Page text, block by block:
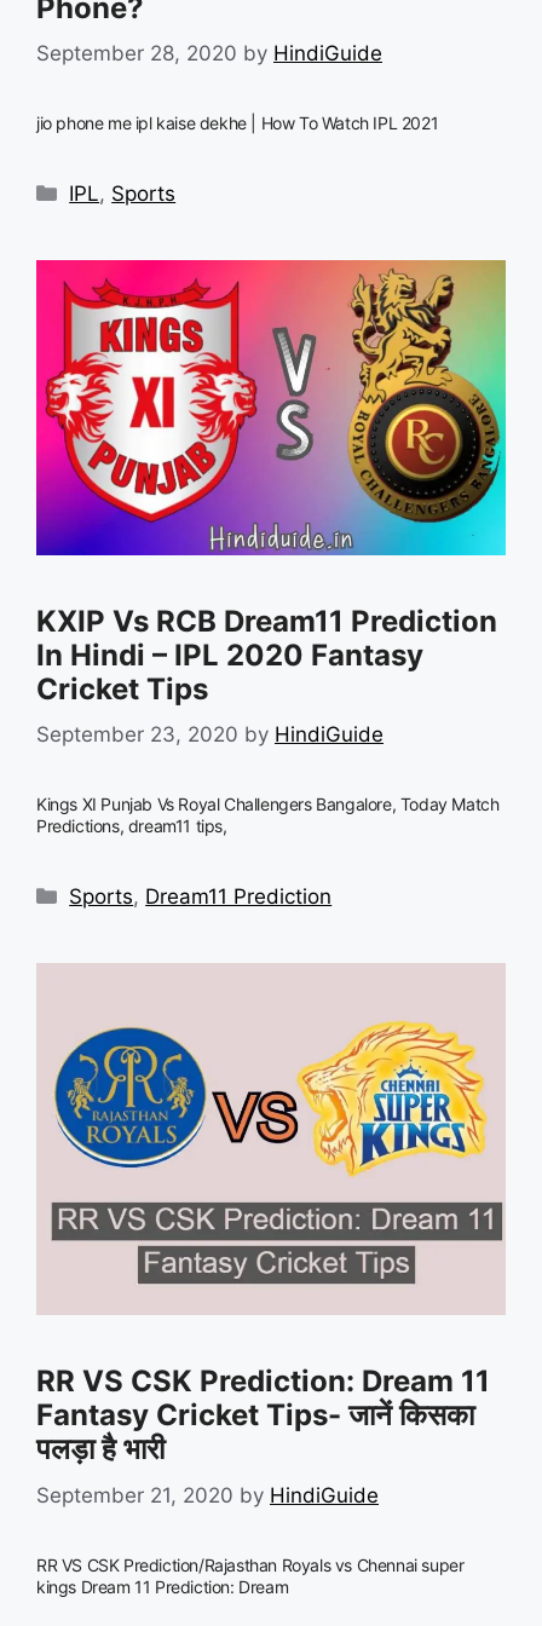
Phone?
September 28, 2020 by HindiGuide
jio phone me ipl kaise dekhe | How To Watch IPL 2021
Categories
IPL, Sports
KXIP Vs RCB Dream11 Prediction
In Hindi – IPL 2020 Fantasy
Cricket Tips
September 23, 2020 by HindiGuide
Kings XI Punjab Vs Royal Challengers Bangalore, Today Match
Predictions, dream11 tips,
Categories
Sports, Dream11 Prediction
RR VS CSK Prediction: Dream 11
Fantasy Cricket Tips- जानें किसका
पलड़ा है भारी
September 21, 2020 by HindiGuide
RR VS CSK Prediction/Rajasthan Royals vs Chennai super
kings Dream 11 Prediction: Dream